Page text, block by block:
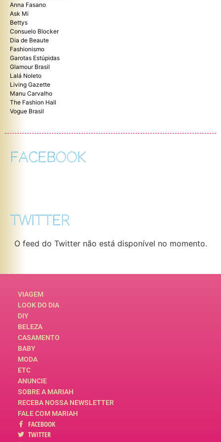
Anna Fasano
Ask Mi
Bettys
Consuelo Blocker
Dia de Beaute
Fashionismo
Garotas Estúpidas
Glamour Brasil
Lalá Noleto
Living Gazette
Manu Carvalho
The Fashion Hall
Vogue Brasil
FACEBOOK
TWITTER
O feed do Twitter não está disponível no momento.
VIAGEM
LOOK DO DIA
DIY
BELEZA
CASAMENTO
BABY
MODA
ETC
ANUNCIE
SOBRE A MARIAH
RECEBA NOSSA NEWSLETTER
FALE COM MARIAH
FACEBOOK
TWITTER